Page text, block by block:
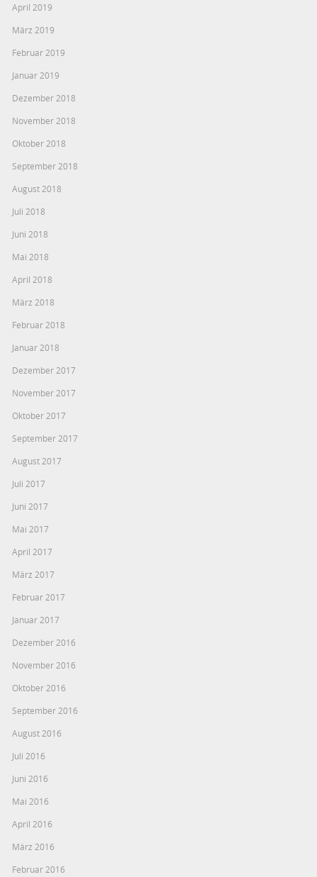
April 2019
März 2019
Februar 2019
Januar 2019
Dezember 2018
November 2018
Oktober 2018
September 2018
August 2018
Juli 2018
Juni 2018
Mai 2018
April 2018
März 2018
Februar 2018
Januar 2018
Dezember 2017
November 2017
Oktober 2017
September 2017
August 2017
Juli 2017
Juni 2017
Mai 2017
April 2017
März 2017
Februar 2017
Januar 2017
Dezember 2016
November 2016
Oktober 2016
September 2016
August 2016
Juli 2016
Juni 2016
Mai 2016
April 2016
März 2016
Februar 2016